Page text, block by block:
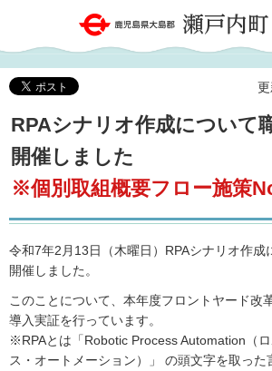
鹿児島県大島郡 瀬戸内町
RPAシナリオ作成について
開催しました
※個別取組概要フロー施策
令和7年2月13日（木曜日）RPAシナリオ作成
開催しました。
このことについて、本年度フロントヤード改
導入実証を行っています。
※RPAとは「Robotic Process Automation（
ス・オートメーション）」 の頭文字を取った